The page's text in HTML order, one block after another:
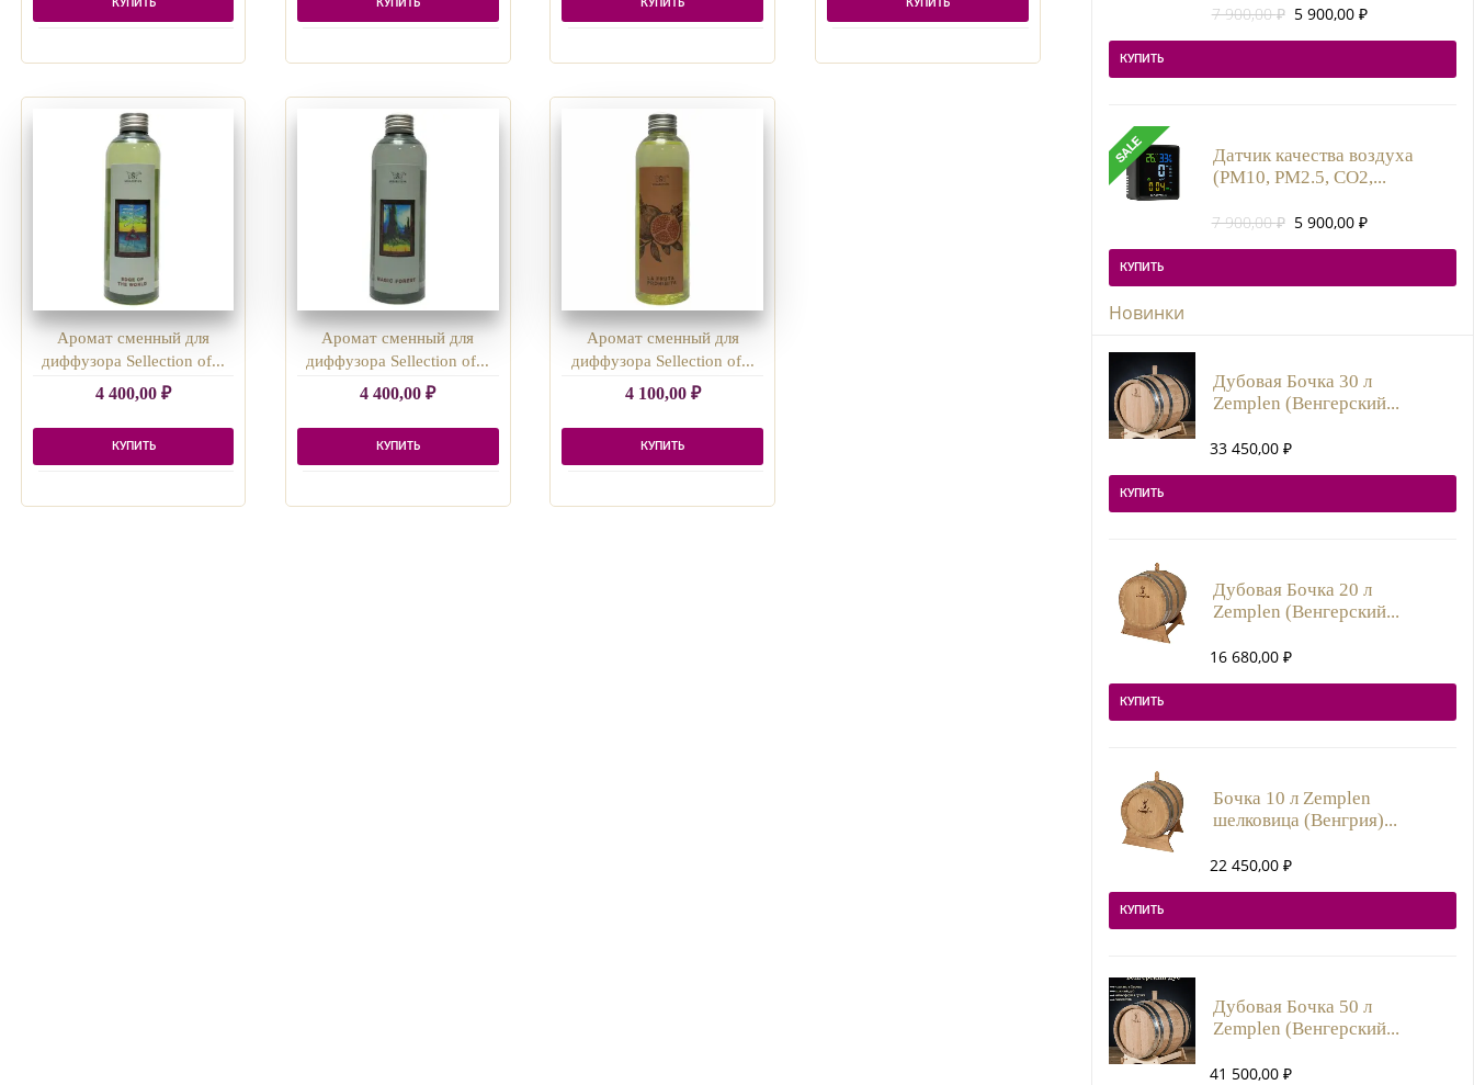
КУПИТЬ КУПИТЬ КУПИТЬ КУПИТЬ
Аромат сменный для
диффузора Sellection of...
4 400,00₽
КУПИТЬ
Аромат сменный для
диффузора Sellection of...
4 400,00₽
КУПИТЬ
Аромат сменный для
диффузора Sellection of...
4 100,00 ₽
КУПИТЬ
7 900,00₽ Первоначальная
7
5 900,00 ₽
900,00 ₽.
КУПИТЬ
Датчик качества воздуха
(PM10, PM2.5, CO2,...
7 900,00₽ Первоначальная
7
5 900,00 ₽
900,00 ₽.
КУПИТЬ
Новинки
Дубовая Бочка 30 л
Zemplen (Венгерский...
33 450,00 ₽
КУПИТЬ
Дубовая Бочка 20 л
Zemplen (Венгерский...
16 680,00 ₽
КУПИТЬ
Бочка 10 л Zemplen
шелковица (Венгрия)...
22 450,00 ₽
КУПИТЬ
Дубовая Бочка 50 л
Zemplen (Венгерский...
41 500,00 ₽